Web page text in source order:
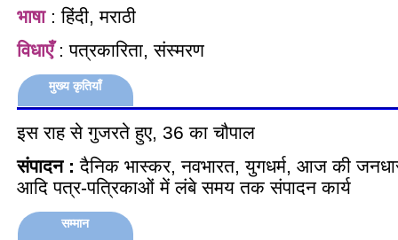
भाषा: हिंदी, मराठी
विधाएँ: पत्रकारिता, संस्मरण
मुख्य कृतियाँ
इस राह से गुजरते हुए, 36 का चौपाल
संपादन : दैनिक भास्कर, नवभारत, युगधर्म, आज की
आदि पत्र-पत्रिकाओं में लंबे समय तक संपादन कार्य
सम्मान